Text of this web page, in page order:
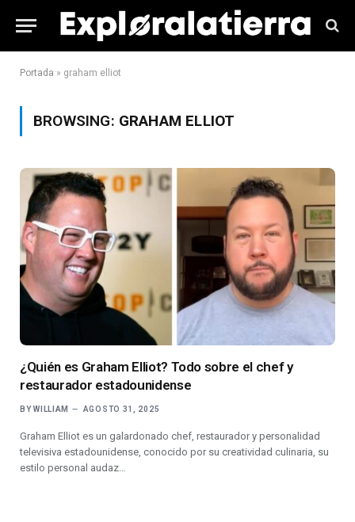
Portada » graham elliot
BROWSING: GRAHAM ELLIOT
¿Quién es Graham Elliot? Todo sobre el chef y
restaurador estadounidense
BY WILLIAM AGOSTO 31, 2025
Graham Elliot es un galardonado chef, restaurador y personalidad
televisiva estadounidense, conocido por su creatividad culinaria, su
estilo personal audaz…